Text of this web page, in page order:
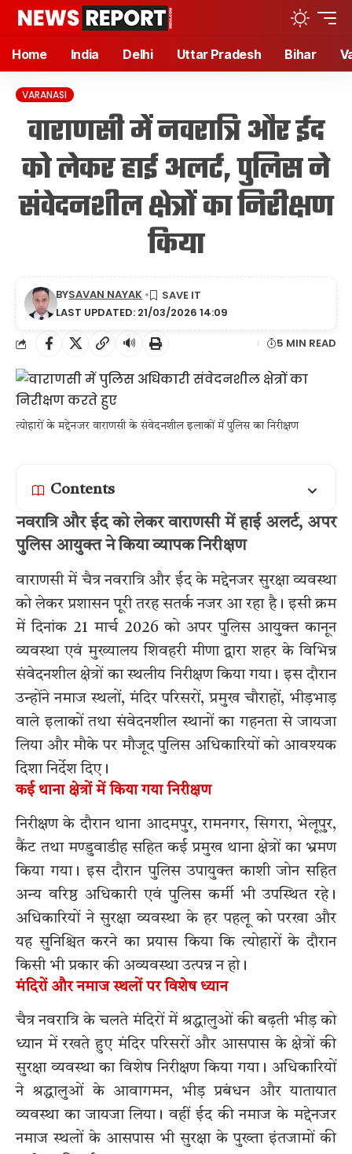
Home India Delhi Uttar Pradesh Bihar
VARANASI
वाराणसी में नवरात्रि और ईद
को लेकर हाई अलर्ट, पुलिस ने
संवेदनशील क्षेत्रों का निरीक्षण
किया
LAST UPDATED: 21/03/2026 14:09
BYSAVAN NAYAK
🔊 5 MIN READ
त्योहारों के मद्देनजर वाराणसी के संवेदनशील इलाकों में पुलिस का निरीक्षण
Contents
नवरात्रि और ईद को लेकर वाराणसी में हाई अलर्ट, अपर
पुलिस आयुक्त ने किया व्यापक निरीक्षण
वाराणसी में चैत्र नवरात्रि और ईद के मद्देनजर सुरक्षा व्यवस्था
को लेकर प्रशासन पूरी तरह सतर्क नजर आ रहा है। इसी क्रम
में दिनांक 21 मार्च 2026 को अपर पुलिस आयुक्त कानून
व्यवस्था एवं मुख्यालय शिवहरी मीणा द्वारा शहर के विभिन्न
संवेदनशील क्षेत्रों का स्थलीय निरीक्षण किया गया। इस दौरान
उन्होंने नमाज स्थलों, मंदिर परिसरों, प्रमुख चौराहों, भीड़भाड़
वाले इलाकों तथा संवेदनशील स्थानों का गहनता से जायजा
लिया और मौके पर मौजूद पुलिस अधिकारियों को आवश्यक
दिशा निर्देश दिए।
कई थाना क्षेत्रों में किया गया निरीक्षण
निरीक्षण के दौरान थाना आदमपुर, रामनगर, सिगरा, भेलूपुर,
कैंट तथा मण्डुवाडीह सहित कई प्रमुख थाना क्षेत्रों का भ्रमण
किया गया। इस दौरान पुलिस उपायुक्त काशी जोन सहित
अन्य वरिष्ठ अधिकारी एवं पुलिस कर्मी भी उपस्थित रहे।
अधिकारियों ने सुरक्षा व्यवस्था के हर पहलू को परखा और
यह सुनिश्चित करने का प्रयास किया कि त्योहारों के दौरान
किसी भी प्रकार की अव्यवस्था उत्पन्न न हो।
मंदिरों और नमाज स्थलों पर विशेष ध्यान
चैत्र नवरात्रि के चलते मंदिरों में श्रद्धालुओं की बढ़ती भीड़ को
ध्यान में रखते हुए मंदिर परिसरों और आसपास के क्षेत्रों की
सुरक्षा व्यवस्था का विशेष निरीक्षण किया गया। अधिकारियों
ने श्रद्धालुओं के आवागमन, भीड़ प्रबंधन और यातायात
व्यवस्था का जायजा लिया। वहीं ईद की नमाज के मद्देनजर
नमाज स्थलों के आसपास भी सुरक्षा के पुख्ता इंतजामों की